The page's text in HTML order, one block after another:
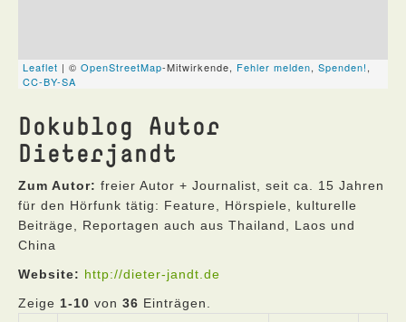
Dokublog Autor
Dieterjandt
Zum Autor: freier Autor + Journalist, seit ca. 15 Jahren
für den Hörfunk tätig: Feature, Hörspiele, kulturelle
Beiträge, Reportagen auch aus Thailand, Laos und
China
Website: http://dieter-jandt.de
Zeige 1-10 von 36 Einträgen.